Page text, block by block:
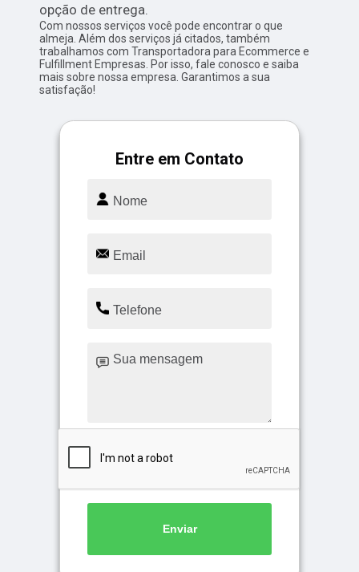
opção de entrega.
Com nossos serviços você pode encontrar o que
almeja. Além dos serviços já citados, também
trabalhamos com Transportadora para Ecommerce e
Fulfillment Empresas. Por isso, fale conosco e saiba
mais sobre nossa empresa. Garantimos a sua
satisfação!
Entre em Contato
Enviar